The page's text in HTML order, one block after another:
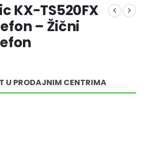
KX-TS520FX
– Žični
U PRODAJNIM CENTRIMA